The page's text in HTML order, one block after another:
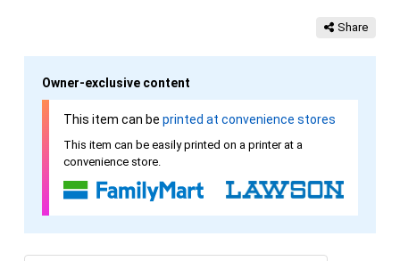
Share
Owner-exclusive content
This item can be printed at convenience stores
This item can be easily printed on a printer at a
convenience store.